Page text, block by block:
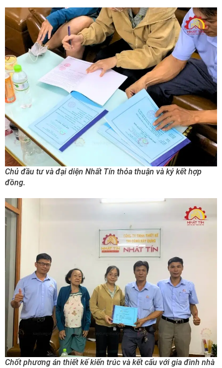
Chủ đầu tư và đại diện Nhất Tín thỏa thuận và ký kết hợp
đồng.
Chốt phương án thiết kế kiến trúc và kết cấu với gia đình nhà